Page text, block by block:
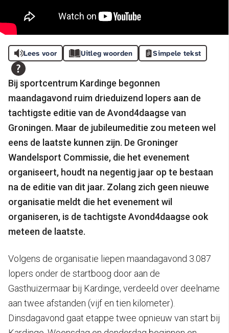
Lees voor Uitleg woorden Simpele tekst
Bij sportcentrum Kardinge begonnen
maandagavond ruim drieduizend lopers aan de
tachtigste editie van de Avond4daagse van
Groningen. Maar de jubileumeditie zou meteen wel
eens de laatste kunnen zijn. De Groninger
Wandelsport Commissie, die het evenement
organiseert, houdt na negentig jaar op te bestaan
na de editie van dit jaar. Zolang zich geen nieuwe
organisatie meldt die het evenement wil
organiseren, is de tachtigste Avond4daagse ook
meteen de laatste.
Volgens de organisatie liepen maandagavond 3.087
lopers onder de startboog door aan de
Gasthuizermaar bij Kardinge, verdeeld over deelname
aan twee afstanden (vijf en tien kilometer).
Dinsdagavond gaat etappe twee opnieuw van start bij